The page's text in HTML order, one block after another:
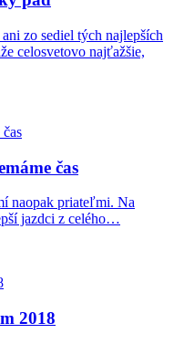
zo sediel tých najlepších
celosvetovo najťažšie,
čas
naopak priateľmi. Na
jazdci z celého…
2018